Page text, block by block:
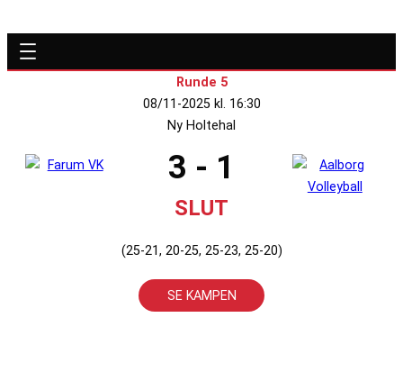
Runde 5
08/11-2025 kl. 16:30
Ny Holtehal
3 - 1
SLUT
(25-21, 20-25, 25-23, 25-20)
SE KAMPEN